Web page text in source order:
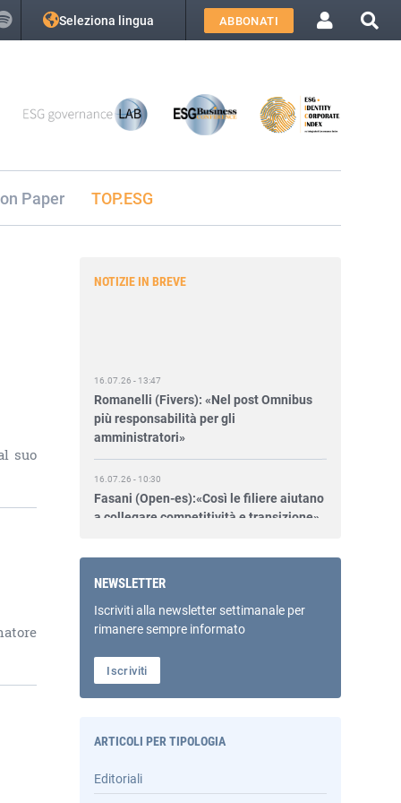
Seleziona lingua ABBONATI
Paper TOP.ESG
suo
NOTIZIE IN BREVE
Romanelli (Fivers): «Nel post Omnibus
più responsabilità per gli
amministratori»
16.07.26 - 10:30
Fasani (Open-es):«Così le filiere aiutano
a collegare competitività e transizione»
Locati (De Nora): «Il valore di una
governance forte»
15.07.26 - 10:00
Astm, primo Green Finance Framework
per investimenti sostenibili
15.07.26 - 8:00
vecchie scorte
14.07.26 - 12:20
Gramegna (ERG): «Valutare gli impatti
NEWSLETTER
Iscriviti alla newsletter settimanale per
rimanere sempre informato
Iscriviti
ARTICOLI PER TIPOLOGIA
Editoriali